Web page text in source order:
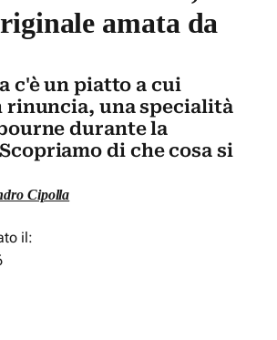
amata da
c'è un piatto a cui
rinuncia, una specialità
durante la
di che cosa si
Cipolla
il: